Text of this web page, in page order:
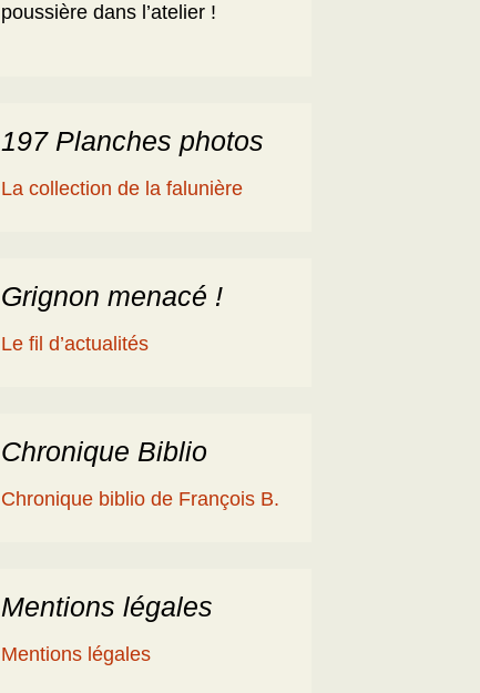
poussière dans l’atelier !
197 Planches photos
La collection de la falunière
Grignon menacé !
Le fil d’actualités
Chronique Biblio
Chronique biblio de François B.
Mentions légales
Mentions légales